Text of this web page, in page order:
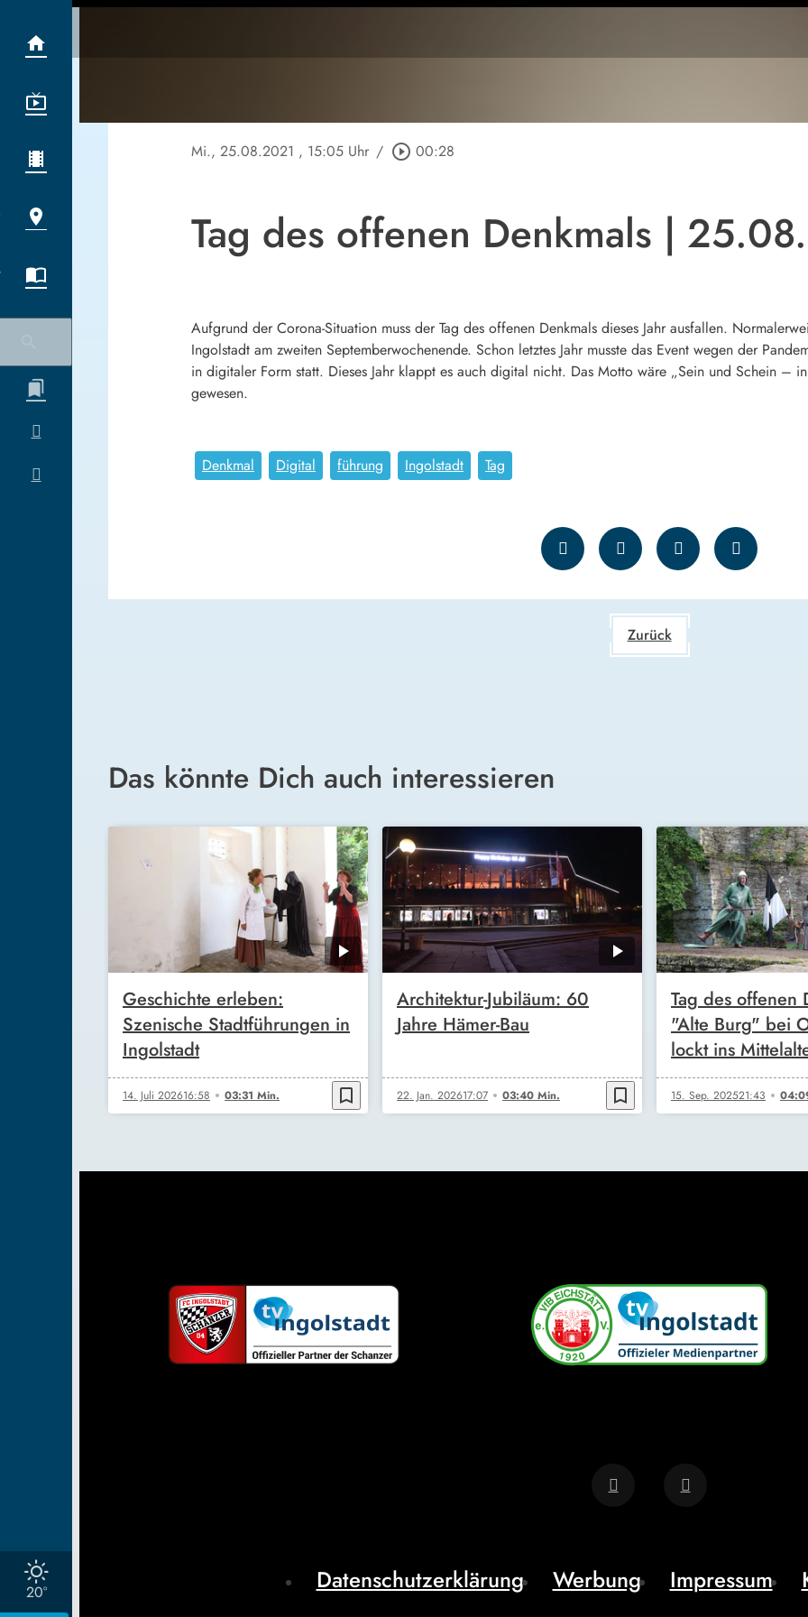
20°
Mi., 25.08.2021 , 15:05 Uhr / play_circle_outline 00:28
Tag des offenen Denkmals |
Aufgrund der Corona-Situation muss der Tag des offenen Denkmals dieses Jahr ausfallen.
Ingolstadt am zweiten Septemberwochenende. Schon letztes Jahr musste das Event wegen der
in digitaler Form statt. Dieses Jahr klappt es auch digital nicht. Das Motto wäre „Sein und Schein –
gewesen.
Denkmal Digital führung Ingolstadt Tag
Zurück
Das könnte Dich auch interessieren
Geschichte erleben:
Szenische Stadtführungen in
Ingolstadt
14. Juli 202616:58 03:31 Min. bookmark_border
Architektur-Jubiläum: 60
Jahre Hämer-Bau
22. Jan. 202617:07 03:40 Min. bookmark_border
Tag des offenen
"Alte Burg" bei
lockt ins
15. Sep. 202521:43
Datenschutzerklärung Werbung Impressum